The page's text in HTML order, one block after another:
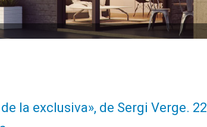
la exclusiva», de Sergi Verge. 22